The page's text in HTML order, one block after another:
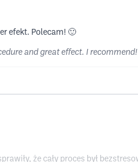
efekt. Polecam! 🙂
and great effect. I
że cały proces był